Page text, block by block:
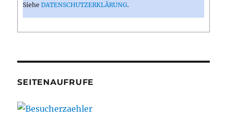
SieheDATENSCHUTZERKLÄRUNG.
SEITENAUFRUFE